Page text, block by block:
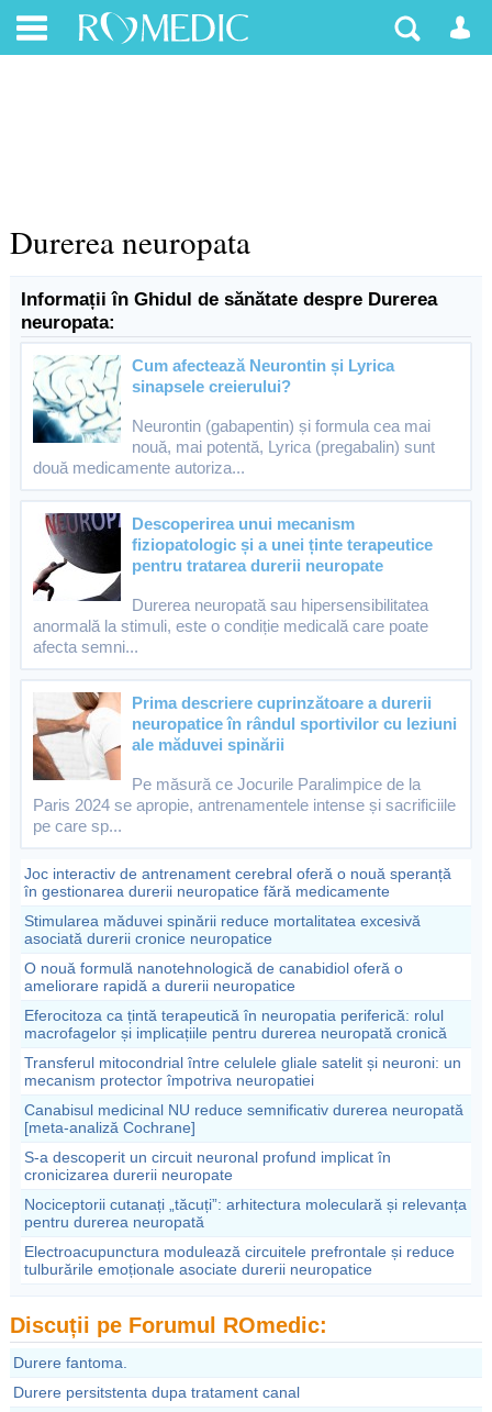
Durerea neuropata
Informații în Ghidul de sănătate despre Durerea
neuropata:
Cum afectează Neurontin și Lyrica
sinapsele creierului?
Neurontin (gabapentin) și formula cea mai
nouă, mai potentă, Lyrica (pregabalin) sunt
două medicamente autoriza...
Descoperirea unui mecanism
fiziopatologic și a unei ținte terapeutice
pentru tratarea durerii neuropate
Durerea neuropată sau hipersensibilitatea
anormală la stimuli, este o condiție medicală care poate
afecta semni...
Prima descriere cuprinzătoare a durerii
neuropatice în rândul sportivilor cu leziuni
ale măduvei spinării
Pe măsură ce Jocurile Paralimpice de la
Paris 2024 se apropie, antrenamentele intense și sacrificiile
pe care sp...
Joc interactiv de antrenament cerebral oferă o nouă speranță
în gestionarea durerii neuropatice fără medicamente
Stimularea măduvei spinării reduce mortalitatea excesivă
asociată durerii cronice neuropatice
O nouă formulă nanotehnologică de canabidiol oferă o
ameliorare rapidă a durerii neuropatice
Eferocitoza ca țintă terapeutică în neuropatia periferică: rolul
macrofagelor și implicațiile pentru durerea neuropată cronică
Transferul mitocondrial între celulele gliale satelit și neuroni: un
mecanism protector împotriva neuropatiei
Canabisul medicinal NU reduce semnificativ durerea neuropată
[meta-analiză Cochrane]
S-a descoperit un circuit neuronal profund implicat în
cronicizarea durerii neuropate
Nociceptorii cutanați „tăcuți”: arhitectura moleculară și relevanța
pentru durerea neuropată
Electroacupunctura modulează circuitele prefrontale și reduce
tulburările emoționale asociate durerii neuropatice
Discuții pe Forumul ROmedic:
Durere fantoma.
Durere persitstenta dupa tratament canal